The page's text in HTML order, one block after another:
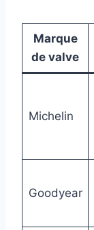
Marque
de valve
Michelin
Goodyear